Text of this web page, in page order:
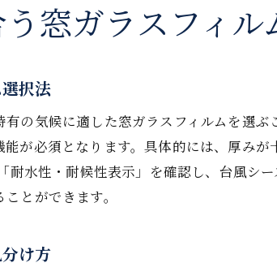
DIYで窓ガラスフィルムを活用す
フィルム施工時に役立つ便利アイ
ホームセンターで手に入る台風対策グッ
窓ガラスフィルムとホームセンタ
台風対策グッズの選び方と活用術
窓ガラスフィルム以外のグッズの
ホームセンターの台風対策アイテム
窓ガラスフィル
択法
の気候に適した窓ガラスフィルムを選
が必須となります。具体的には、厚み
耐水性・耐候性表示」を確認し、台風シ
とができます。
け方